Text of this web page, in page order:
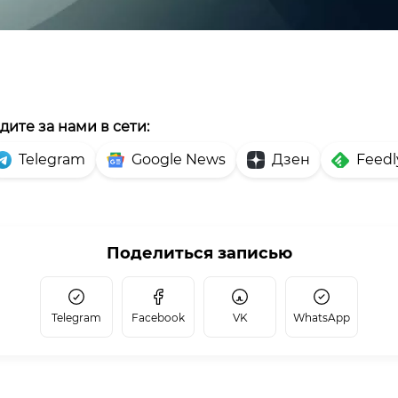
за нами в сети:
Telegram
Google News Дзен
Поделиться записью
Telegram Facebook VK WhatsApp